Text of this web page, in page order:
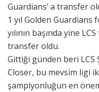
Guardians’ a transfer
1 yıl Golden Guardians
yılının başında yine
transfer oldu.
Gittiği günden beri LCS
Closer, bu mevsim ligi
şampiyonluğun en